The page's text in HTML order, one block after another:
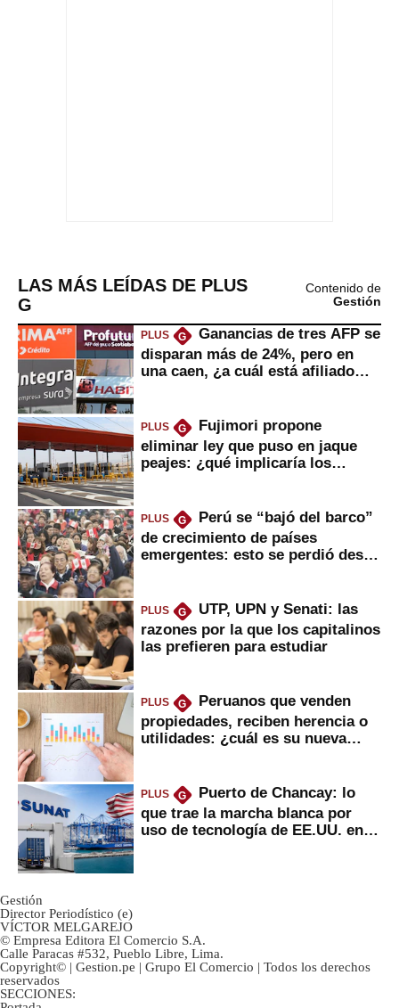
LAS MÁS LEÍDAS DE PLUS
G
Contenido de
Gestión
PLUS G
Ganancias de tres AFP se
disparan más de 24%, pero en
una caen, ¿a cuál está afiliado
PLUS G
Fujimori propone
eliminar ley que puso en jaque
peajes: ¿qué implicaría los
PLUS G
Perú se “bajó del barco”
de crecimiento de países
emergentes: esto se perdió desde
PLUS G
UTP, UPN y Senati: las
razones por la que los capitalinos
las prefieren para estudiar
PLUS G
Peruanos que venden
propiedades, reciben herencia o
utilidades: ¿cuál es su nueva
PLUS G
Puerto de Chancay: lo
que trae la marcha blanca por
uso de tecnología de EE.UU. en
Gestión
Director Periodístico (e)
VÍCTOR MELGAREJO
© Empresa Editora El Comercio S.A.
Calle Paracas #532, Pueblo Libre, Lima.
Copyright© | Gestion.pe | Grupo El Comercio | Todos los derechos
reservados
SECCIONES: